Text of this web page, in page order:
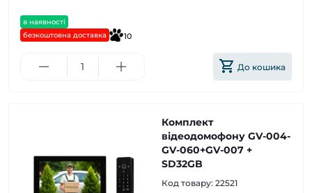
в наявності
безкоштовна доставка
10
До кошика
Комплект
відеодомофону GV-004-
GV-060+GV-007 +
SD32GB
Код товару: 22521